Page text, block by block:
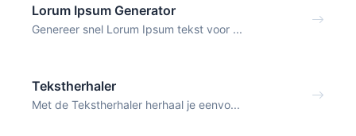
Lorum Ipsum Generator
Genereer snel Lorum Ipsum tekst voor ...
Tekstherhaler
Met de Tekstherhaler herhaal je eenvo...